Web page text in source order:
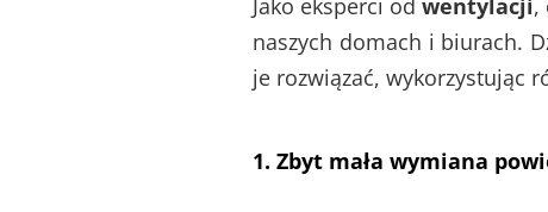
Jako eksperci od wentylacji,
naszych domach i biurach.
je rozwiązać, wykorzystując
1. Zbyt mała wymiana